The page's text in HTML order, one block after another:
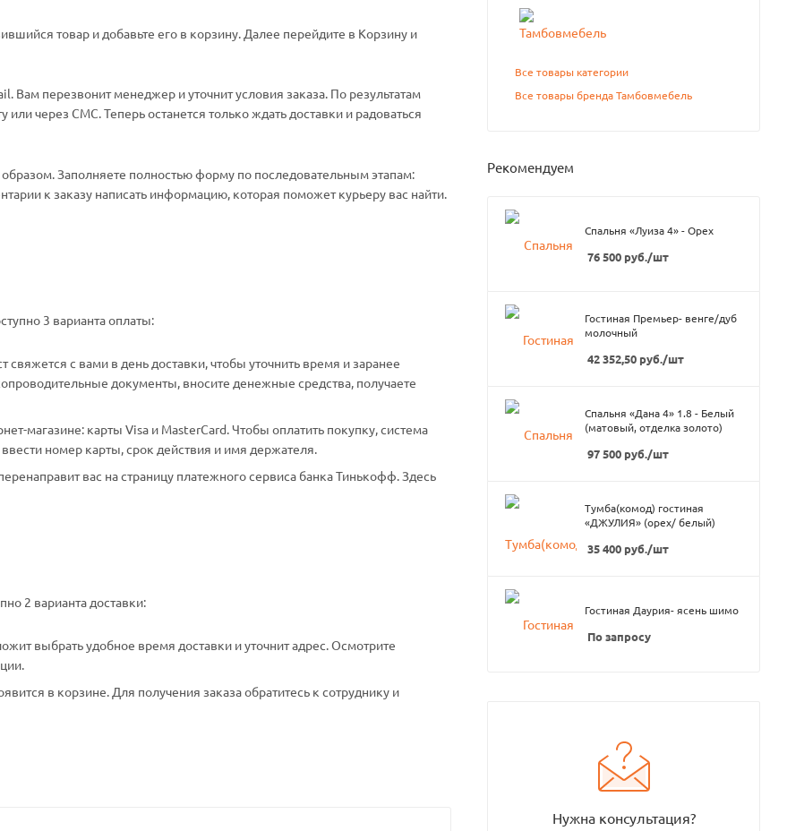
товар и добавьте его в корзину. Далее перейдите в Корзину и
перезвонит менеджер и уточнит условия заказа. По результатам
через СМС. Теперь останется только ждать доставки и радоваться
Заполняете полностью форму по последовательным этапам:
к заказу написать информацию, которая поможет курьеру вас найти.
3 варианта оплаты:
с вами в день доставки, чтобы уточнить время и заранее
документы, вносите денежные средства, получаете
магазине: карты Visa и MasterCard. Чтобы оплатить покупку, система
номер карты, срок действия и имя держателя.
вас на страницу платежного сервиса банка Тинькофф. Здесь
2 варианта доставки:
выбрать удобное время доставки и уточнит адрес. Осмотрите
в корзине. Для получения заказа обратитесь к сотруднику и
Все товары категории
Все товары бренда Тамбовмебель
Рекомендуем
Спальня «Луиза 4» - Орех
76 500 руб./шт
Гостиная Премьер- венге/дуб
молочный
42 352,50 руб./шт
Спальня «Дана 4» 1.8 - Белый
(матовый, отделка золото)
97 500 руб./шт
Тумба(комод) гостиная
«ДЖУЛИЯ» (орех/ белый)
35 400 руб./шт
Гостиная Даурия- ясень шимо
По запросу
Нужна консультация?